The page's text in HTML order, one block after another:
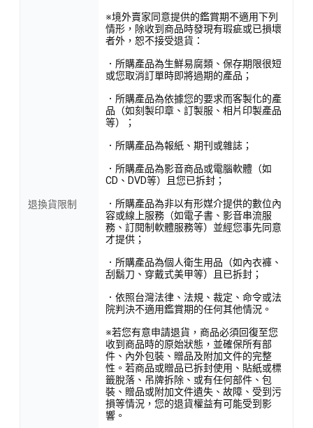
退換貨限制
※境外賣家同意提供的鑑賞期不適用下列
情形，除收到商品時發現有瑕疵或已損壞
者外，恕不接受退貨：
．所購產品為生鮮易腐類、保存期限很短
或您取消訂單時即將過期的產品；
．所購產品為依據您的要求而客製化的產
品（如刻製印章、訂製服、相片印製產品
等）；
．所購產品為報紙、期刊或雜誌；
．所購產品為影音商品或電腦軟體（如
CD、DVD等）且您已拆封；
．所購產品為非以有形媒介提供的數位內
容或線上服務（如電子書、影音串流服
務、訂閱制軟體服務等）並經您事先同意
才提供；
．所購產品為個人衛生用品（如內衣褲、
刮鬍刀、穿戴式美甲等）且已拆封；
．依照台灣法律、法規、裁定、命令或法
院判決不適用鑑賞期的任何其他情況。
※若您有意申請退貨，商品必須回復至您
收到商品時的原始狀態，並確保所有部
件、內外包裝、贈品及附加文件的完整
性。若商品或贈品已拆封使用、貼紙或標
籤脫落、吊牌拆除、或有任何部件、包
裝、贈品或附加文件遺失、故障、受到污
損等情況，您的退貨權益有可能受到影
響。